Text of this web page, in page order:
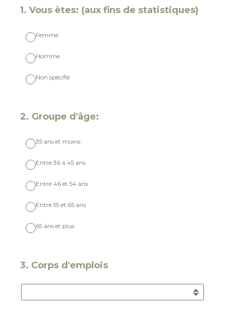
1. Vous êtes: (aux fins de statistiques)
(Obligatoire)
Femme
Homme
Non spécifié
2. Groupe d'âge:
(Obligatoire)
35 ans et moins
Entre 36 à 45 ans
Entre 46 et 54 ans
Entre 55 et 65 ans
65 ans et plus
3. Corps d'emplois